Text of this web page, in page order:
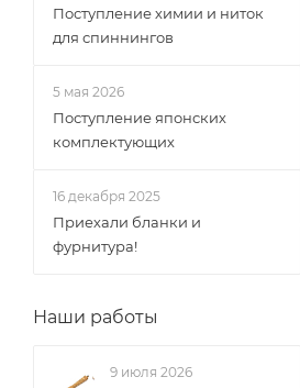
Поступление химии и ниток
для спиннингов
5 мая 2026
Поступление японских
комплектующих
16 декабря 2025
Приехали бланки и
фурнитура!
Наши работы
9 июля 2026